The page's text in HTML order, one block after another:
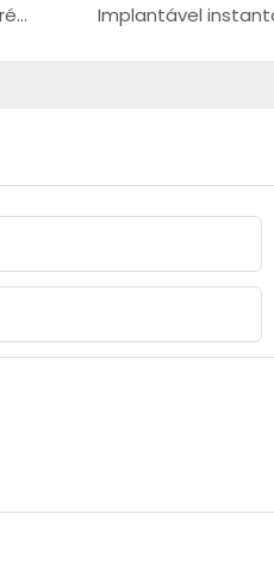
Máxima conveniência: vaso sanitário interno pré-fabricado com recursos superiores